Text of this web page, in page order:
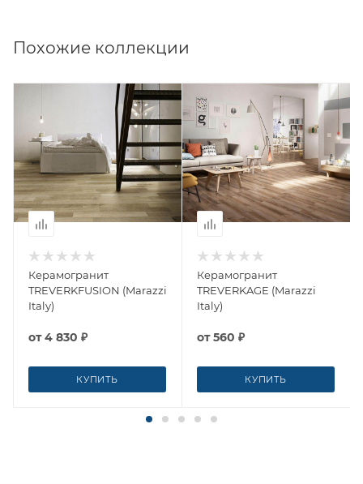
Похожие коллекции
Керамогранит
TREVERKFUSION (Marazzi
Italy)
от4 830 ₽
КУПИТЬ
Керамогранит
TREVERKAGE (Marazzi
Italy)
от560 ₽
КУПИТЬ